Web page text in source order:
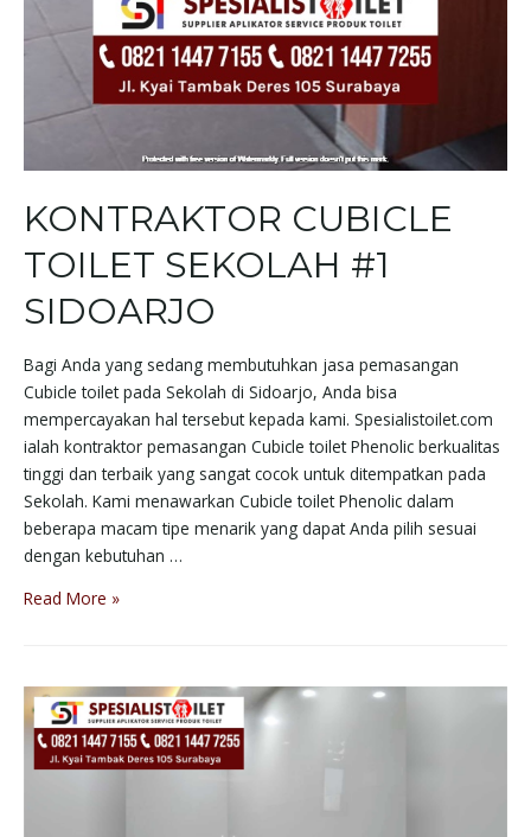
KONTRAKTOR CUBICLE
TOILET SEKOLAH #1
SIDOARJO
Bagi Anda yang sedang membutuhkan jasa pemasangan
Cubicle toilet pada Sekolah di Sidoarjo, Anda bisa
mempercayakan hal tersebut kepada kami. Spesialistoilet.com
ialah kontraktor pemasangan Cubicle toilet Phenolic berkualitas
tinggi dan terbaik yang sangat cocok untuk ditempatkan pada
Sekolah. Kami menawarkan Cubicle toilet Phenolic dalam
beberapa macam tipe menarik yang dapat Anda pilih sesuai
dengan kebutuhan …
Read More »